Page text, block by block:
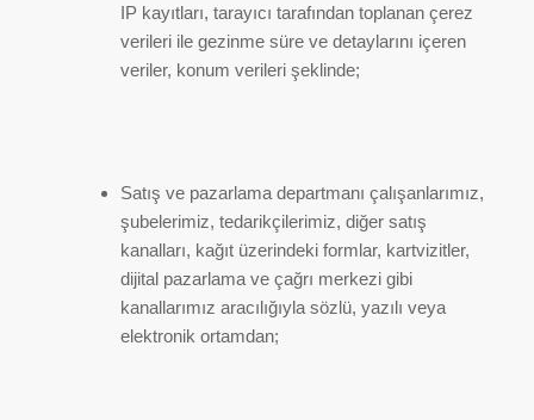
IP kayıtları, tarayıcı tarafından toplanan çerez
verileri ile gezinme süre ve detaylarını içeren
veriler, konum verileri şeklinde;
Satış ve pazarlama departmanı çalışanlarımız,
şubelerimiz, tedarikçilerimiz, diğer satış
kanalları, kağıt üzerindeki formlar, kartvizitler,
dijital pazarlama ve çağrı merkezi gibi
kanallarımız aracılığıyla sözlü, yazılı veya
elektronik ortamdan;